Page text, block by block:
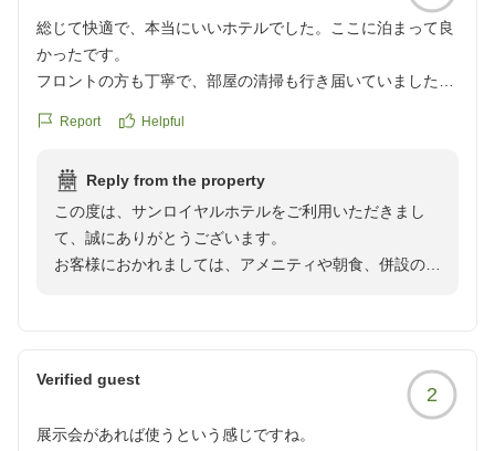
総じて快適で、本当にいいホテルでした。ここに泊まって良
かったです。
フロントの方も丁寧で、部屋の清掃も行き届いていました。
が上下セパレートのパジャマや低反発枕など、快適に過ごす
行っていいとの事でした。ここまでサービスが丁寧だとは思
わず、驚きました。フロントの方からの心遣いを感じまし
た。
れも本当に美味しかったです。大浴場は今月末で閉店(？)の
ようですが、、、本当にもったいないです。維持費など色々
あるでしょうが、広くて綺麗で家族全員大満足でした。いつ
Report Helpful
Reply from the property
この度は、サンロイヤルホテルをご利用いただきまし
て、誠にありがとうございます。
お客様におかれましては、アメニティや朝食、併設の大
「ぜひリピートしたいホテル」とのお言葉にスタッフ一
お忙しい中ご投稿いただきまして誠にありがとうござい
Verified guest
2
展示会があれば使うという感じですね。